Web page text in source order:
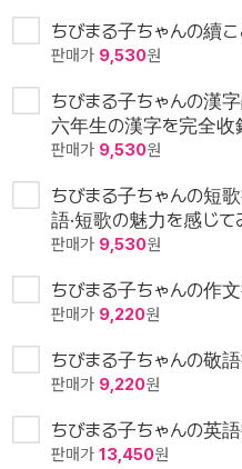
ちびまる子ちゃんの續
판매가 9,530원
ちびまる子ちゃんの漢
六年生の漢字を完全收
판매가 9,530원
ちびまる子ちゃんの短
語·短歌の魅力を感じて
판매가 9,530원
ちびまる子ちゃんの作
판매가 9,220원
ちびまる子ちゃんの敬
판매가 9,220원
ちびまる子ちゃんの英
판매가 13,450원